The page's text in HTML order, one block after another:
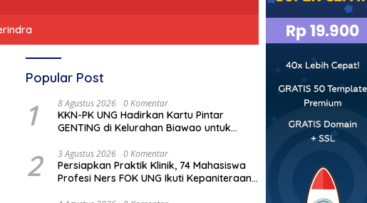
Popular Post
1 8 Agustus 2026 0 Komentar
KKN-PK UNG Hadirkan Kartu Pintar
GENTING di Kelurahan Biawao untuk
2 3 Agustus 2026 0 Komentar
Persiapkan Praktik Klinik, 74 Mahasiswa
Profesi Ners FOK UNG Ikuti Kepaniteraan